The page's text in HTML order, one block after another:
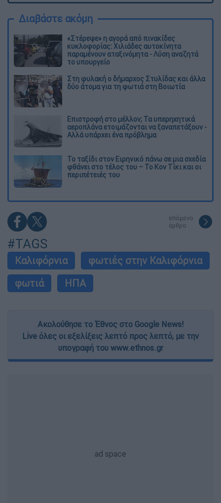
Διαβάστε ακόμη
«Στέρεψε» η αγορά από πινακίδες
κυκλοφορίας: Χιλιάδες αυτοκίνητα
παραμένουν αταξινόμητα - Λύση αναζητά
το υπουργείο
Στη φυλακή ο δήμαρχος Στυλίδας και άλλα
δύο άτομα για τη φωτιά στη Βοιωτία
Επιστροφή στο μέλλον; Τα υπερηχητικά
αεροπλάνα ετοιμάζονται να ξαναπετάξουν -
Αλλά υπάρχει ένα πρόβλημα
Το ταξίδι στον Ειρηνικό πάνω σε μια σχεδία
φθάνει στο τέλος του – Το Κον Τίκι και οι
περιπέτειές του
επόμενο
άρθρο
#TAGS
Καλιφόρνια
φωτιές στην Καλιφόρνια
φωτιά
ΗΠΑ
Ακολούθησε το Έθνος στο Google News!
Live όλες οι εξελίξεις λεπτό προς λεπτό, με την
υπογραφή του www.ethnos.gr